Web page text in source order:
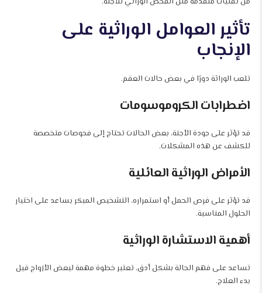
تأثير العوامل الوراثية على
الإنجاب
تلعب الوراثة دورًا في بعض حالات العقم.
اضطرابات الكروموسومات
قد تؤثر على جودة الأجنة، بعض الحالات تحتاج إلى فحوصات متخصصة
للكشف عن هذه المشكلات.
الأمراض الوراثية العائلية
قد تؤثر على فرص الحمل أو استمراره، التشخيص المبكر يساعد على اختيار
الحلول المناسبة.
أهمية الاستشارة الوراثية
تساعد على فهم الحالة بشكل أدق، تعتبر خطوة مهمة لبعض الأزواج قبل
بدء العلاج.